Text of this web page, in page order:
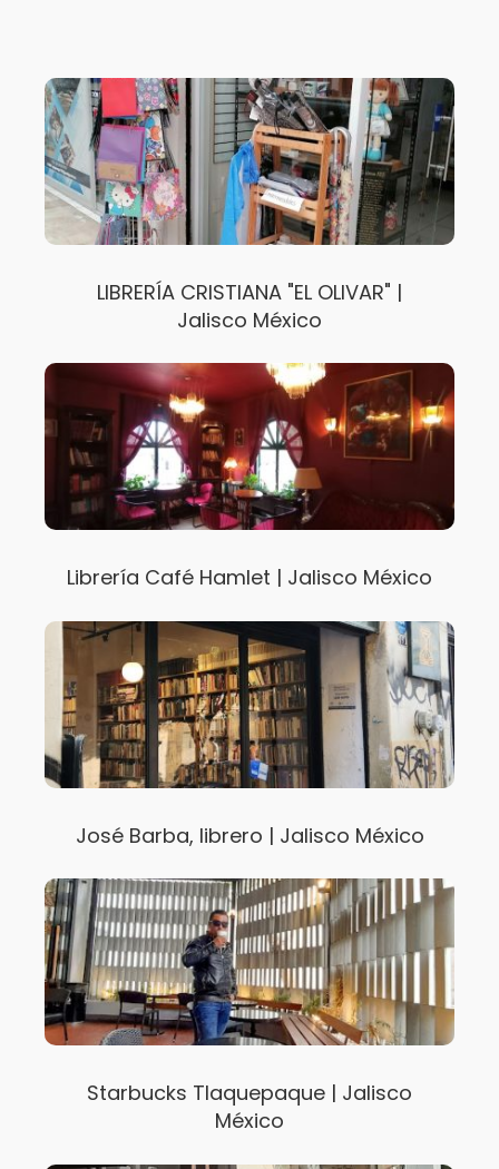
LIBRERÍA CRISTIANA "EL OLIVAR" |
Jalisco México
Librería Café Hamlet | Jalisco México
José Barba, librero | Jalisco México
Starbucks Tlaquepaque | Jalisco
México